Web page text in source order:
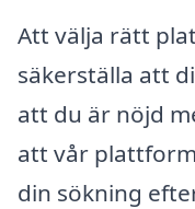
Att välja rätt
säkerställa att
att du är nöjd
att vår
din sökning